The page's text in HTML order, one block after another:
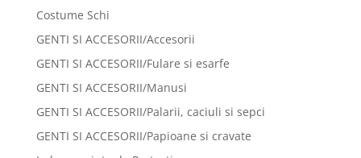
Costume Schi
GENTI SI ACCESORII/Accesorii
GENTI SI ACCESORII/Fulare si esarfe
GENTI SI ACCESORII/Manusi
GENTI SI ACCESORII/Palarii, caciuli si sepci
GENTI SI ACCESORII/Papioane si cravate